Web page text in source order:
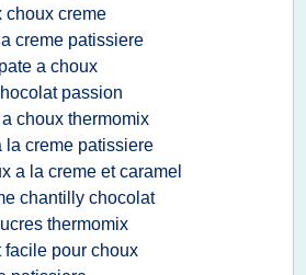
choux creme
creme patissiere
a choux
passion
choux thermomix
la creme patissiere
a la creme et caramel
chantilly chocolat
thermomix
facile pour choux